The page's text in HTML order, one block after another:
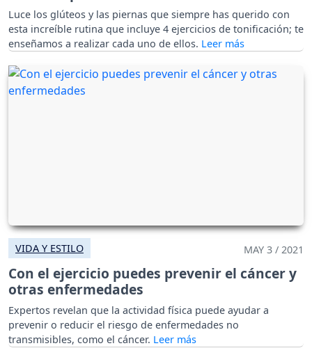
Luce los glúteos y las piernas que siempre has querido con
esta increíble rutina que incluye 4 ejercicios de tonificación; te
enseñamos a realizar cada uno de ellos.
VIDA Y ESTILO MAY 3 / 2021
Con el ejercicio puedes prevenir el cáncer y
otras enfermedades
Expertos revelan que la actividad física puede ayudar a
prevenir o reducir el riesgo de enfermedades no
transmisibles, como el cáncer.